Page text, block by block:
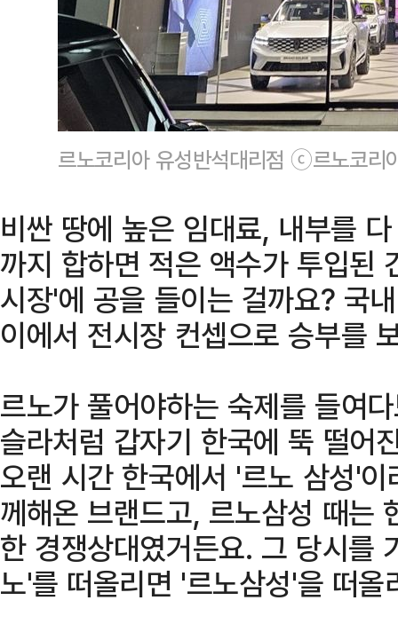
르노코리아 유성반석대리점 ⓒ르노코리
비싼 땅에 높은 임대료, 내부를
까지 합하면 적은 액수가 투입된
시장'에 공을 들이는 걸까요? 국
이에서 전시장 컨셉으로 승부를
르노가 풀어야하는 숙제를 들여
슬라처럼 갑자기 한국에 뚝 떨어
오랜 시간 한국에서 '르노 삼성'
께해온 브랜드고, 르노삼성 때는
한 경쟁상대였거든요. 그 당시를
노'를 떠올리면 '르노삼성'을 떠